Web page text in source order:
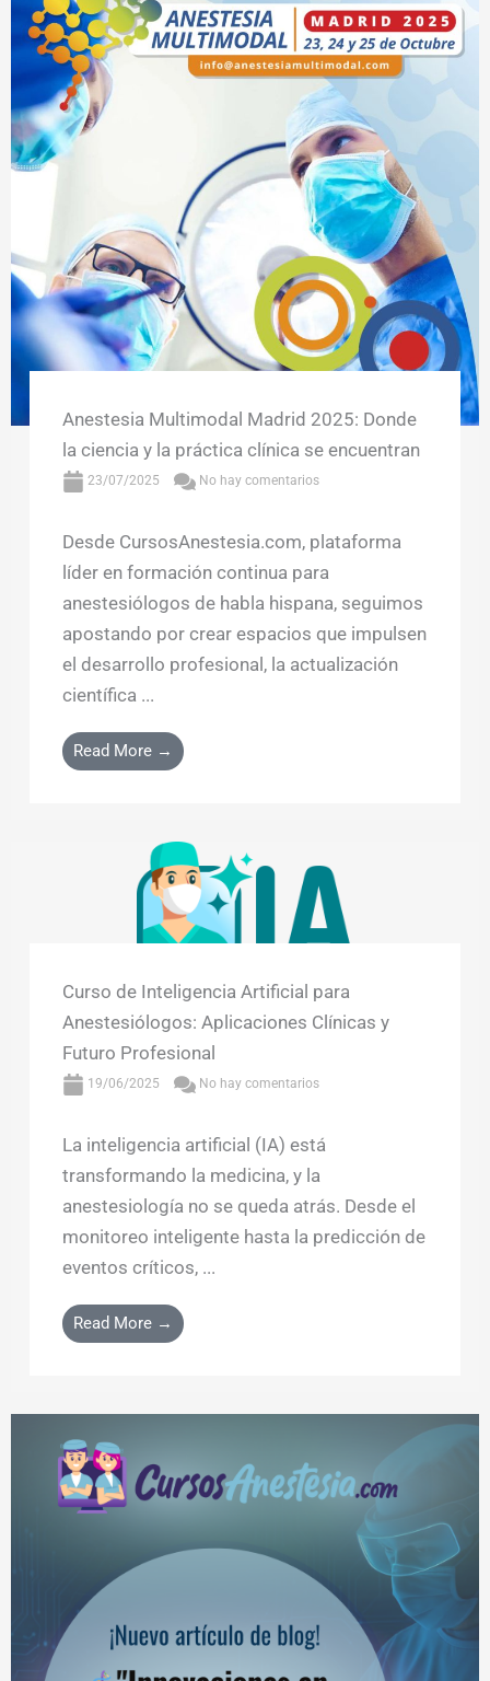
Anestesia Multimodal Madrid 2025: Donde
la ciencia y la práctica clínica se encuentran
23/07/2025 No hay comentarios
Desde CursosAnestesia.com, plataforma
líder en formación continua para
anestesiólogos de habla hispana, seguimos
apostando por crear espacios que impulsen
el desarrollo profesional, la actualización
científica ...
Read More →
Curso de Inteligencia Artificial para
Anestesiólogos: Aplicaciones Clínicas y
Futuro Profesional
19/06/2025 No hay comentarios
La inteligencia artificial (IA) está
transformando la medicina, y la
anestesiología no se queda atrás. Desde el
monitoreo inteligente hasta la predicción de
eventos críticos, ...
Read More →